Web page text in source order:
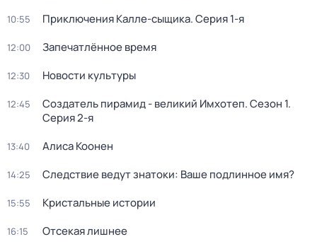
10:55 Приключения Калле-сыщика. Серия 1-я
12:00 Запечатлённое время
12:30 Новости культуры
12:45 Создатель пирамид - великий Имхотеп. Сезон 1.
Серия 2-я
13:40 Алиса Коонен
14:25 Следствие ведут знатоки: Ваше подлинное имя?
15:55 Кристальные истории
16:15 Отсекая лишнее